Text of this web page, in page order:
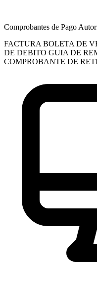
Comprobantes de Pago
FACTURA BOLETA DE
DE DEBITO GUIA DE
COMPROBANTE DE